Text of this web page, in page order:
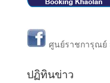
ศูนย์ราชการุณย์
ปฏิทินข่าว